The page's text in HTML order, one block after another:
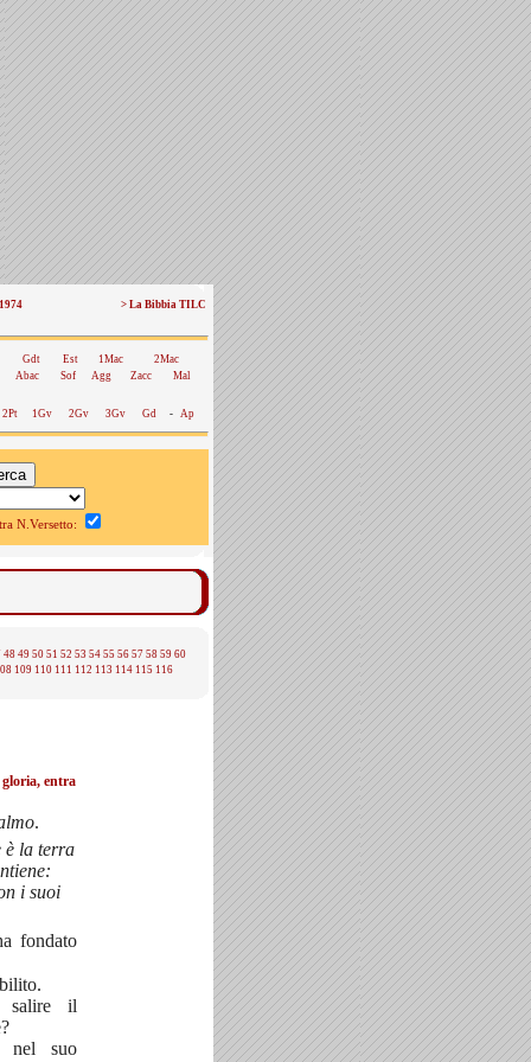
> La Bibbia TILC
Gdt Est 1Mac
2Mac
Abac
Sof Agg Zacc Mal
2Pt 1Gv 2Gv 3Gv Gd - Ap
N.Versetto:
48 49 50 51 52 53 54 55 56 57 58 59 60
109 110 111 112 113 114 115 116
entra
.
è la terra
i suoi
fondato
il
nel suo